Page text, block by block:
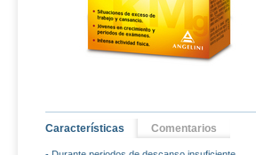
Características Comentarios